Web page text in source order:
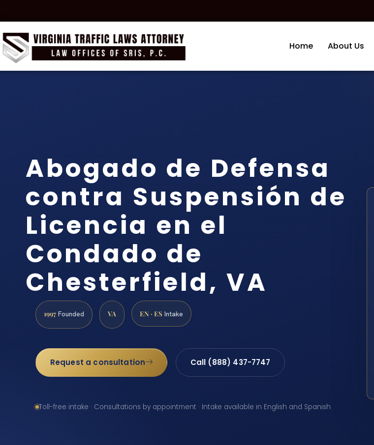
Home About Us
Abogado de Defensa
contra Suspensión de
Licencia en el
Condado de
Chesterfield, VA
1997 Founded VA EN · ES Intake
Request a consultation Call (888) 437-7747
Toll-free intake · Consultations by appointment · Intake available in English and Spanish